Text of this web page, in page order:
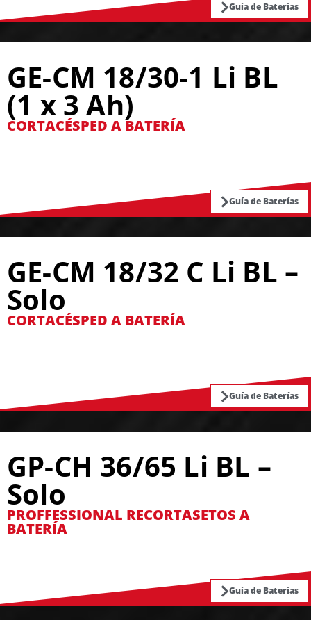
Guía de Baterías
GE-CM 18/30-1 Li BL
(1 x 3 Ah)
CORTACÉSPED A BATERÍA
Guía de Baterías
GE-CM 18/32 C Li BL –
Solo
CORTACÉSPED A BATERÍA
Guía de Baterías
GP-CH 36/65 Li BL –
Solo
PROFFESSIONAL RECORTASETOS A
BATERÍA
Guía de Baterías